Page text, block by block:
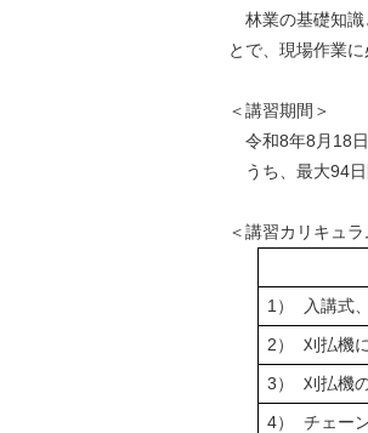
林業の基礎知識
とで、現場作業
＜講習期間＞
令和8年8月18
うち、最大94日
＜講習カリキュラ
1） 入講式
2） 刈払機
3） 刈払機
4） チェー